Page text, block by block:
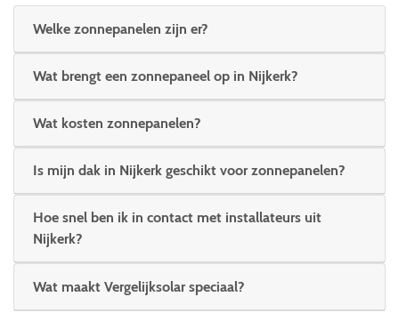
Welke zonnepanelen zijn er?
Wat brengt een zonnepaneel op in Nijkerk?
Wat kosten zonnepanelen?
Is mijn dak in Nijkerk geschikt voor zonnepanelen?
Hoe snel ben ik in contact met installateurs uit
Nijkerk?
Wat maakt Vergelijksolar speciaal?